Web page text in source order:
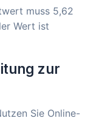
muss 5,62
Wert ist
zur
Sie Online-